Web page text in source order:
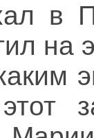
в
на